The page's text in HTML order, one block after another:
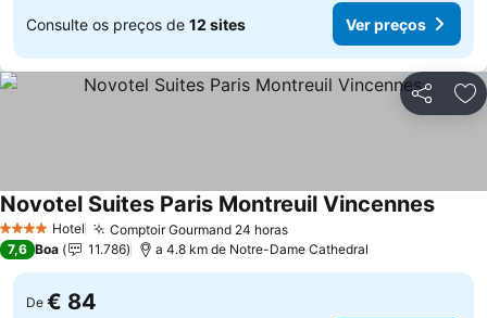
Consulte os preços de 12 sites Ver preços
Partilhar
4 EstrelasHotel Comptoir Gourmand 24 horas
Novotel Suites Paris Montreuil Vincennes
7,6 Boa 11.786 a 4.8 km de Notre-Dame Cathedral
De € 84